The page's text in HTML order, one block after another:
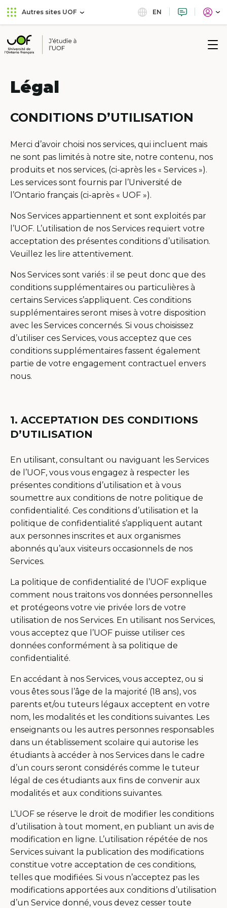
Aller
au
principal
Passer
au
Autres sites UOF EN
Université
français
Légal
CONDITIONS D’UTILISATION
Merci d’avoir choisi nos services, qui incluent mais
ne sont pas limités à notre site, notre contenu, nos
produits et nos services, (ci-après les « Services »).
Les services sont fournis par l’Université de
l’Ontario français (ci-après « UOF »).
Nos Services appartiennent et sont exploités par
l’UOF. L’utilisation de nos Services requiert votre
acceptation des présentes conditions d’utilisation.
Veuillez les lire attentivement.
Nos Services sont variés : il se peut donc que des
conditions supplémentaires ou particulières à
certains Services s’appliquent. Ces conditions
supplémentaires seront mises à votre disposition
avec les Services concernés. Si vous choisissez
d’utiliser ces Services, vous acceptez que ces
conditions supplémentaires fassent également
partie de votre engagement contractuel envers
nous.
1. ACCEPTATION DES CONDITIONS
D’UTILISATION
En utilisant, consultant ou naviguant les Services
de l’UOF, vous vous engagez à respecter les
présentes conditions d’utilisation et à vous
soumettre aux conditions de notre politique de
confidentialité. Ces conditions d’utilisation et la
politique de confidentialité s’appliquent autant
aux personnes inscrites et aux organismes
abonnés qu’aux visiteurs occasionnels de nos
Services.
La politique de confidentialité de l’UOF explique
comment nous traitons vos données personnelles
et protégeons votre vie privée lors de votre
utilisation de nos Services. En utilisant nos Services,
vous acceptez que l’UOF puisse utiliser ces
données conformément à sa politique de
confidentialité.
En accédant à nos Services, vous acceptez, ou si
vous êtes sous l’âge de la majorité (18 ans), vos
parents et/ou tuteurs légaux acceptent en votre
nom, les modalités et les conditions suivantes. Les
enseignants ou les autres personnes responsables
dans un établissement scolaire qui autorise les
étudiants à accéder à nos Services dans le cadre
d’un cours seront considérés comme le tuteur
légal de ces étudiants aux fins de convenir aux
modalités et aux conditions suivantes.
L’UOF se réserve le droit de modifier les conditions
d’utilisation à tout moment, en publiant un avis de
modification en ligne. L’utilisation répétée de nos
Services suivant la publication des modifications
constitue votre acceptation de ces conditions,
telles que modifiées. Si vous n’acceptez pas les
modifications apportées aux conditions d’utilisation
d’un Service donné, vous devez cesser toute